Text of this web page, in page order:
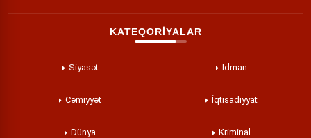
KATEQORİYALAR
Siyasət İdman
Cəmiyyət İqtisadiyyat
Dünya Kriminal